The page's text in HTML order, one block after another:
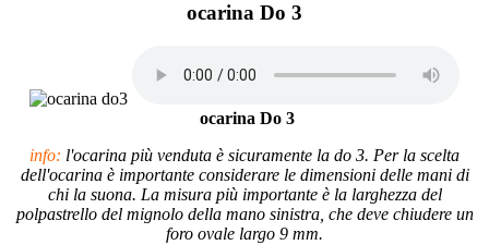
ocarina Do 3
ocarina Do 3
info: l'ocarina più venduta è sicuramente la do 3. Per la scelta
dell'ocarina è importante considerare le dimensioni delle mani di
chi la suona. La misura più importante è la larghezza del
polpastrello del mignolo della mano sinistra, che deve chiudere un
foro ovale largo 9 mm.